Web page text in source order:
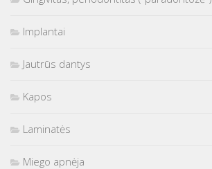
Implantai
Jautrūs dantys
Kapos
Laminatės
Miego apnėja